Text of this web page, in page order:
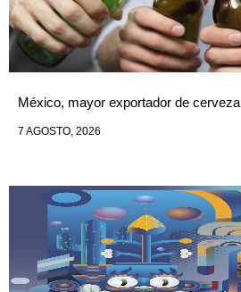
México, mayor exportador de cerveza
7 AGOSTO, 2026